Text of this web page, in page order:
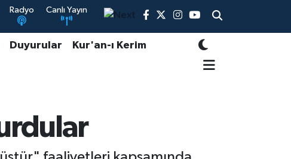
Radyo Canlı Yayın
Duyurular Kur'an-ı Kerim